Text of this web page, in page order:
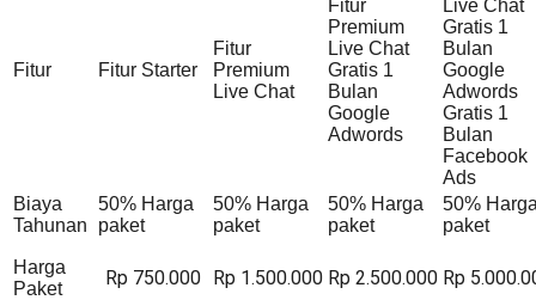
Fitur Fitur Starter
Fitur
Premium
Live Chat
Fitur
Premium
Live Chat
Gratis 1
Bulan
Google
Adwords
Live Chat
Gratis 1
Bulan
Google
Adwords
Gratis 1
Bulan
Facebook
Ads
Biaya
Tahunan
50% Harga
paket
50% Harga
paket
50% Harga
paket
50%
paket
Harga
Paket
Rp 750.000 Rp 1.500.000 Rp 2.500.000 Rp